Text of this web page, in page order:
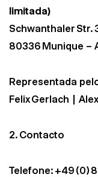
limitada)
Schwanthaler Str.
80336 Munique –
Representada
Felix Gerlach |
2. Contacto
Telefone: +49 (0)